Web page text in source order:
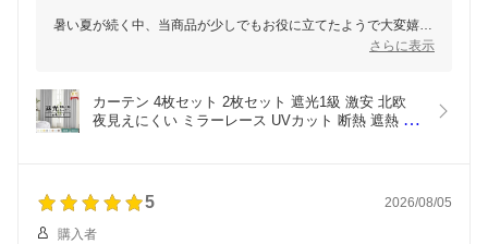
暑い夏が続く中、当商品が少しでもお役に立てたようで大変嬉し
います。またのご利用を心よりお待ちしております。
さらに表示
カーテン 4枚セット 2枚セット 遮光1級 激安 北欧
夜見えにくい ミラーレース UVカット 断熱 遮熱 高
5 2026/08/05
購入者